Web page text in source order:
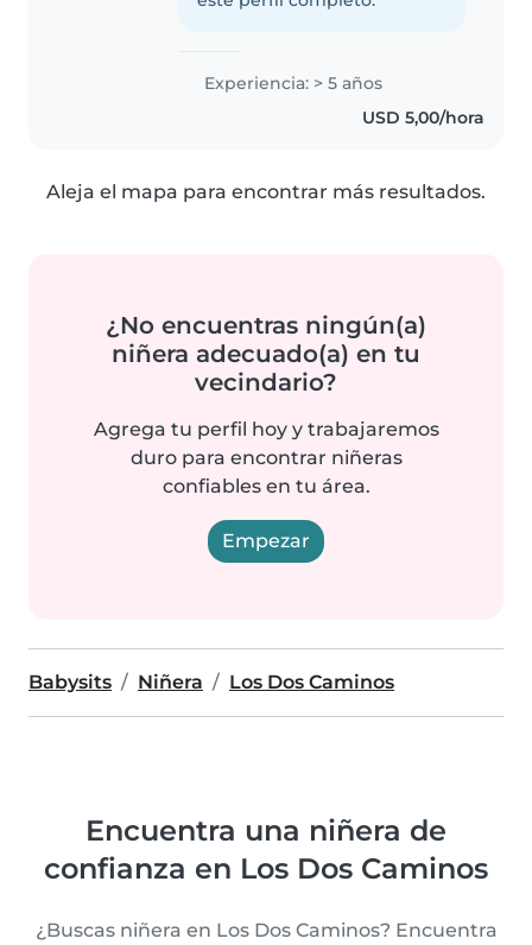
Experiencia: > 5 años
USD 5,00/hora
Aleja el mapa para encontrar más resultados.
¿No encuentras ningún(a)
niñera adecuado(a) en tu
vecindario?
Agrega tu perfil hoy y trabajaremos
duro para encontrar niñeras
confiables en tu área.
Empezar
Babysits Niñera Los Dos Caminos
Encuentra una niñera de
confianza en Los Dos Caminos
¿Buscas niñera en Los Dos Caminos? Encuentra